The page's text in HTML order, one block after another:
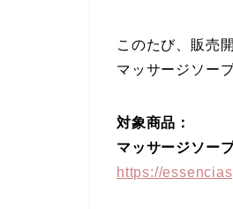
このたび、販売
マッサージソー
対象商品：
マッサージソー
https://